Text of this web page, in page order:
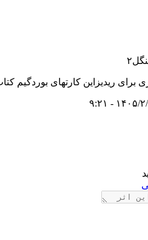
برای ریدیزاین کارتهای بوردگیم
۲/۲۱ - ۹:۲۱